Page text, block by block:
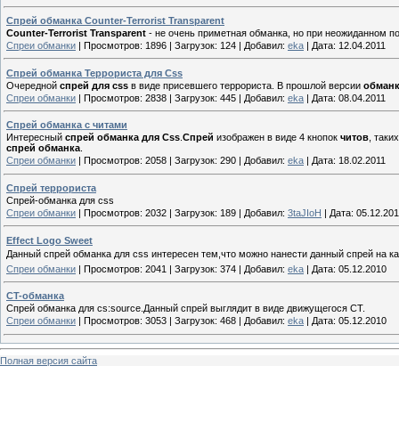
Спрей обманка Counter-Terrorist Transparent
Counter-Terrorist Transparent - не очень приметная обманка, но при неожиданном
Спреи обманки | Просмотров: 1896 | Загрузок: 124 | Добавил: eka | Дата: 12.04.2011
Спрей обманка Террориста для Css
Очередной спрей для css в виде присевшего террориста. В прошлой версии
Спреи обманки | Просмотров: 2838 | Загрузок: 445 | Добавил: eka | Дата: 08.04.2011
Спрей обманка с читами
Интересный спрей обманка для Css Спрей изображен в виде 4 кнопок читов ,
спрей обманка
Спреи обманки
Просмотров: 2058 Загрузок: 290 Добавил: eka Дата: 18.02.2011
Спрей террориста
Спрей-обманка для css
Спреи обманки | Просмотров: 2032 | Загрузок: 189 | Добавил: 3taJIoH | Дата:
Effect Logo Sweet
Данный спрей обманка для css интересен тем,что можно нанести данный спрей на
Спреи обманки | Просмотров: 2041 | Загрузок: 374 | Добавил: eka | Дата: 05.12.2010
CT-обманка
Спрей обманка для cs:source.Данный спрей выглядит в виде движущегося CT.
Спреи обманки | Просмотров: 3053 | Загрузок: 468 | Добавил: eka | Дата: 05.12.2010
Полная версия сайта